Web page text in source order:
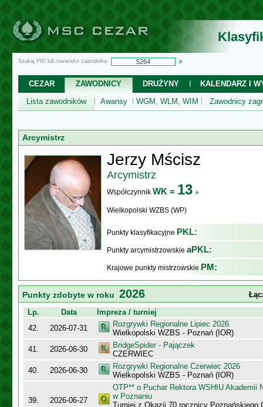
Szukaj PID lub nazwisko zawodnika:
CEZAR ZAWODNICY DRUŻYNY
KALENDARZ I
Lista zawodników
Awansy WGM, WLM, WIM Zawodnicy
Arcymistrz
Jerzy Mścisz
Arcymistrz
Współczynnik WK = 13
Wielkopolski WZBS (WP)
Punkty klasyfikacyjne PKL:
Punkty arcymistrzowskie aPKL:
Krajowe punkty mistrzowskie PM:
Punkty zdobyte w roku 2026
Lp.
Data
Impreza / turniej
42.
2026-07-31
Rozgrywki Regionalne Lipiec 2026
Wielkopolski WZBS - Poznań (IOR)
41.
2026-06-30
BridgeSpider - Pajączek
CZERWIEC
40.
2026-06-30
Rozgrywki Regionalne Czerwiec 2026
Wielkopolski WZBS - Poznań (IOR)
39. 2026-06-27
OTP** o Puchar Rektora WSHIU Akademii
w Poznaniu
Turniej z Okazji 70 rocznicy Poznańskiego